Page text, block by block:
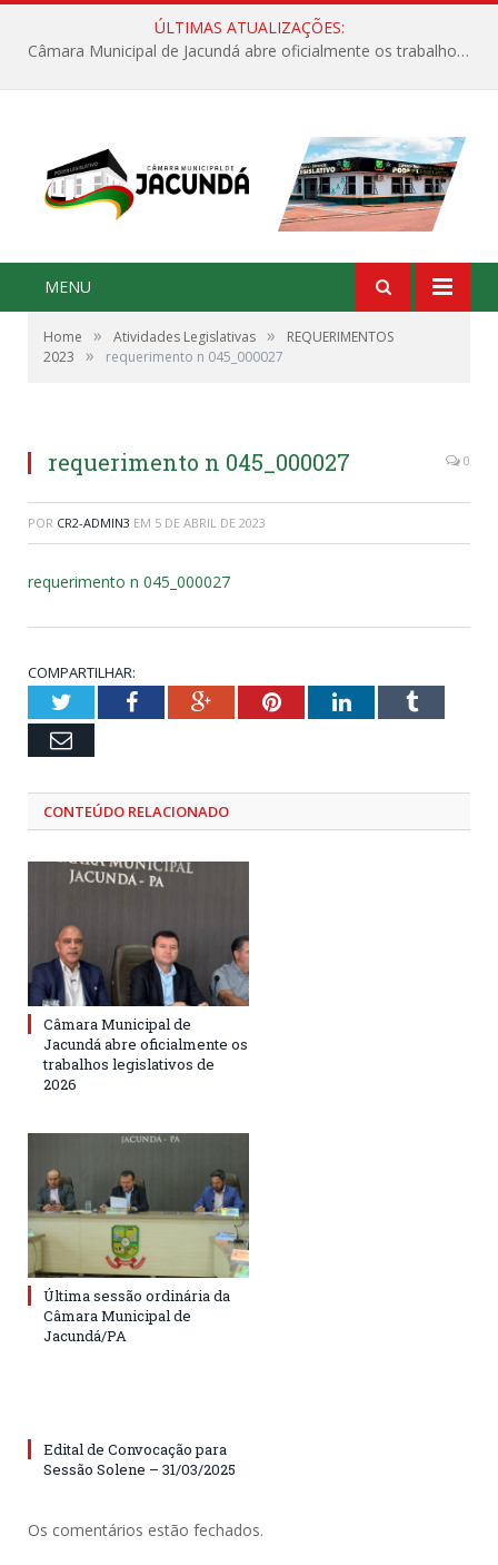
ÚLTIMAS ATUALIZAÇÕES:
Câmara Municipal de Jacundá abre oficialmente os trabalhos legislativos de 2026
MENU
Home » Atividades Legislativas »
REQUERIMENTOS
2023
» requerimento n 045_000027
requerimento n 045_000027 0
POR CR2-ADMIN3 EM 5 DE ABRIL DE 2023
requerimento n 045_000027
COMPARTILHAR:
TwitterFacebookGoogle+PinterestLinkedInTumblr
Email
CONTEÚDO RELACIONADO
Câmara Municipal de
Jacundá abre oficialmente os
trabalhos legislativos de
2026
Última sessão ordinária da
Câmara Municipal de
Jacundá/PA
Edital de Convocação para
Sessão Solene – 31/03/2025
Os comentários estão fechados.